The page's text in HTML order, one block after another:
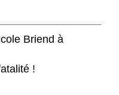
Briend à
!